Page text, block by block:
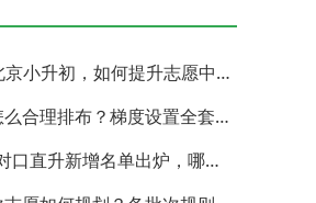
无政保家庭参与北京小升初，如何提升志愿中签概率？
北京小升初志愿怎么合理排布？梯度设置全套策略与填报避坑指南
2026 北京小升初对口直升新增名单出炉，哪些小学可以直升优质初中？